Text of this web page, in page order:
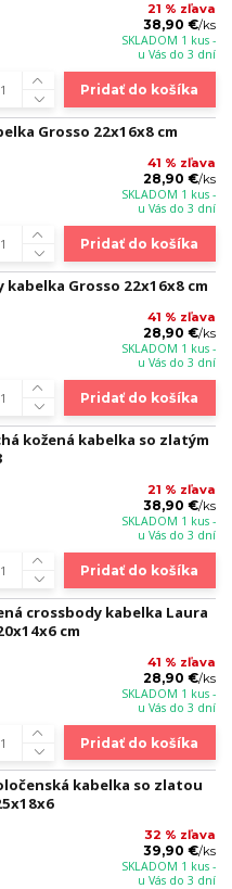
21 % zľava
38,90 €/ks
SKLADOM 1 kus -
u Vás do 3 dní
Pridať do košíka
Grosso 22x16x8 cm
41 % zľava
28,90 €/ks
SKLADOM 1 kus -
u Vás do 3 dní
Pridať do košíka
Grosso 22x16x8 cm
41 % zľava
28,90 €/ks
SKLADOM 1 kus -
u Vás do 3 dní
Pridať do košíka
kožená kabelka so zlatým
21 % zľava
38,90 €/ks
SKLADOM 1 kus -
u Vás do 3 dní
Pridať do košíka
crossbody kabelka Laura
cm
41 % zľava
28,90 €/ks
SKLADOM 1 kus -
u Vás do 3 dní
Pridať do košíka
kabelka so zlatou
32 % zľava
39,90 €/ks
SKLADOM 1 kus -
u Vás do 3 dní